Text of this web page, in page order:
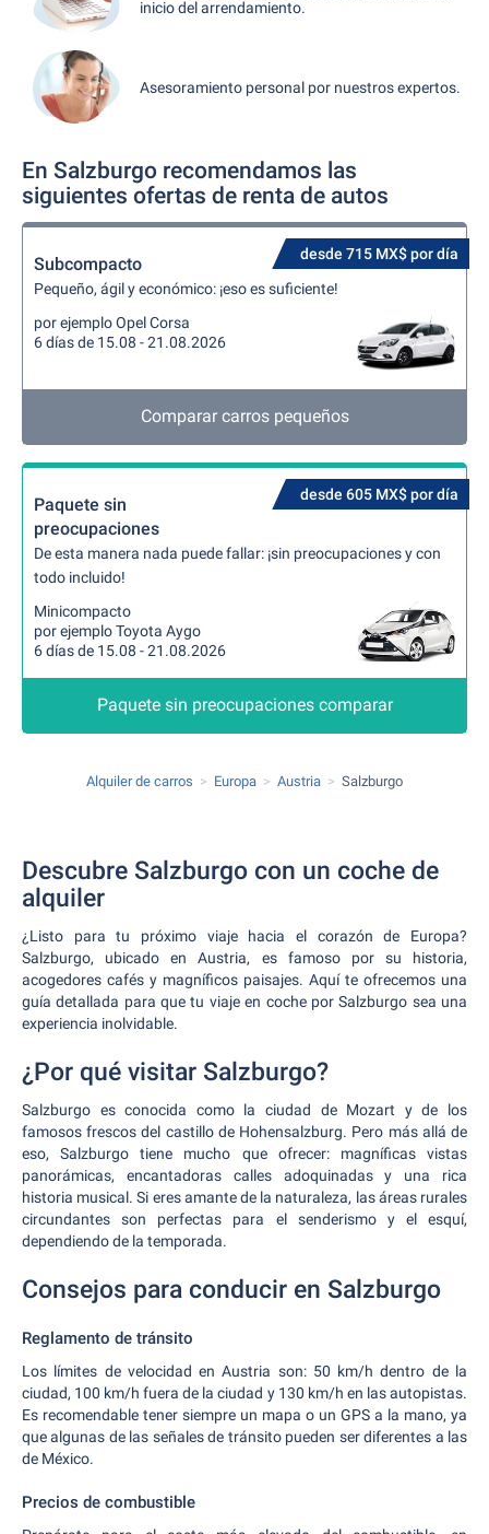
inicio del arrendamiento.
Asesoramiento personal por nuestros expertos.
En Salzburgo recomendamos las
siguientes ofertas de renta de autos
desde 715 MX$ por día
Subcompacto
Pequeño, ágil y económico: ¡eso es suficiente!
por ejemplo Opel Corsa
6 días de 15.08 - 21.08.2026
Comparar carros pequeños
desde 605 MX$ por día
Paquete sin
preocupaciones
De esta manera nada puede fallar: ¡sin preocupaciones y con
todo incluido!
Minicompacto
por ejemplo Toyota Aygo
6 días de 15.08 - 21.08.2026
Paquete sin preocupaciones comparar
Alquiler de carros Europa Austria Salzburgo
Descubre Salzburgo con un coche de
alquiler
¿Listo para tu próximo viaje hacia el corazón de Europa?
Salzburgo, ubicado en Austria, es famoso por su historia,
acogedores cafés y magníficos paisajes. Aquí te ofrecemos una
guía detallada para que tu viaje en coche por Salzburgo sea una
experiencia inolvidable.
¿Por qué visitar Salzburgo?
Salzburgo es conocida como la ciudad de Mozart y de los
famosos frescos del castillo de Hohensalzburg. Pero más allá de
eso, Salzburgo tiene mucho que ofrecer: magníficas vistas
panorámicas, encantadoras calles adoquinadas y una rica
historia musical. Si eres amante de la naturaleza, las áreas rurales
circundantes son perfectas para el senderismo y el esquí,
dependiendo de la temporada.
Consejos para conducir en Salzburgo
Reglamento de tránsito
Los límites de velocidad en Austria son: 50 km/h dentro de la
ciudad, 100 km/h fuera de la ciudad y 130 km/h en las autopistas.
Es recomendable tener siempre un mapa o un GPS a la mano, ya
que algunas de las señales de tránsito pueden ser diferentes a las
de México.
Precios de combustible